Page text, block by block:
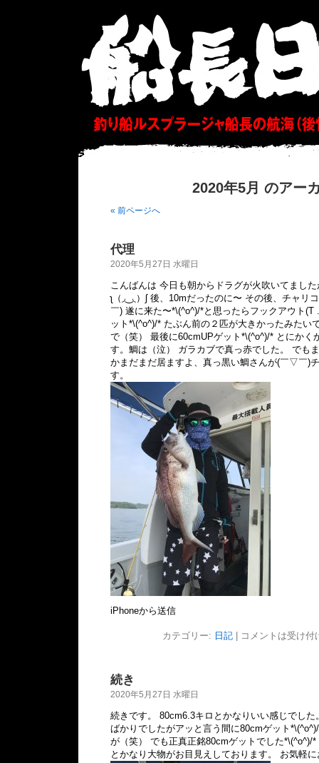
2020年5月 のアー
« 前ページへ
代理
2020年5月27日 水曜日
こんばんは 今日も朝からドラグが火吹いてまし
ʅ（◞‿◟）ʃ 後、10mだったのに〜 その後、チャリ
￣) 遂に来た〜*\(^o^)/*と思ったらフックアウト
ット*\(^o^)/* たぶん前の２匹が大きかったみたい
で（笑） 最後に60cmUPゲット*\(^o^)/* とにかく
す。鯛は（泣） ガラカブで真っ赤でした。 でも
かまだまだ居ますよ、真っ黒い鯛さんが(￣▽￣)
す。
iPhoneから送信
カテゴリー: 日記| コメントは受け付
続き
2020年5月27日 水曜日
続きです。 80cm6.3キロとかなりいい感じでし
ばかりでしたがアッと言う間に80cmゲット
が（笑） でも正真正銘80cmゲットでした*\(^o^)/
とかなり大物がお目見えしております。 お気軽